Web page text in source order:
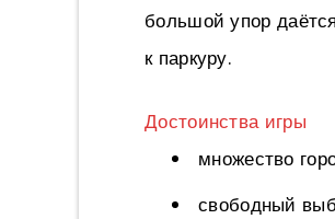
большой упор
к паркуру.
Достоинства игры
множество
свободный